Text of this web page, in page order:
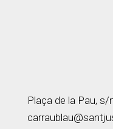
Plaça de la Pau,